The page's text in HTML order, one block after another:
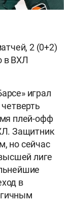
2 (0+2)
в ВХЛ
играл
плей-офф
Защитник
но сейчас
лиге
в